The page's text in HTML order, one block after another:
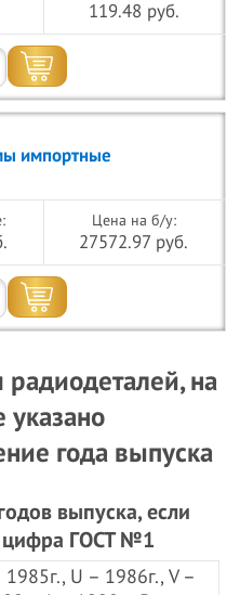
119.48 руб.
импортные
Цена на б/у:
27572.97 руб.
радиодеталей, на
указано
года выпуска
выпуска, если
цифра ГОСТ №1
U – 1986г., V –